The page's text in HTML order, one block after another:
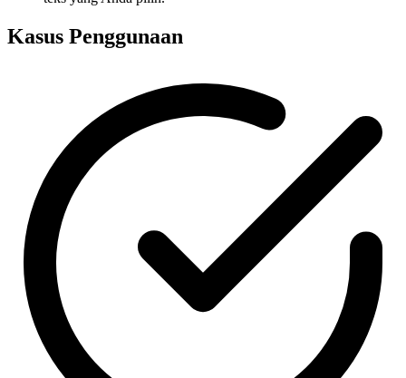
Kasus Penggunaan